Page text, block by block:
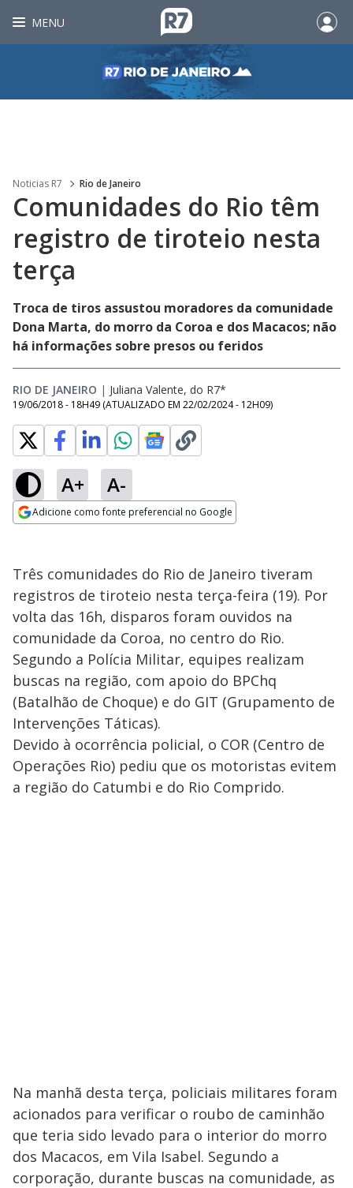
MENU
Noticias R7 Rio de Janeiro
Comunidades do Rio têm
registro de tiroteio nesta
terça
Troca de tiros assustou moradores da comunidade
Dona Marta, do morro da Coroa e dos Macacos; não
há informações sobre presos ou feridos
RIO DE JANEIRO | Juliana Valente, do R7*
19/06/2018 - 18H49 (ATUALIZADO EM 22/02/2024 - 12H09)
A+ A-
Adicione como fonte preferencial no Google
Três comunidades do Rio de Janeiro tiveram
registros de tiroteio nesta terça-feira (19). Por
volta das 16h, disparos foram ouvidos na
comunidade da Coroa, no centro do Rio.
Segundo a Polícia Militar, equipes realizam
buscas na região, com apoio do BPChq
(Batalhão de Choque) e do GIT (Grupamento de
Intervenções Táticas).
Devido à ocorrência policial, o COR (Centro de
Operações Rio) pediu que os motoristas evitem
a região do Catumbi e do Rio Comprido.
Na manhã desta terça, policiais militares foram
acionados para verificar o roubo de caminhão
que teria sido levado para o interior do morro
dos Macacos, em Vila Isabel. Segundo a
corporação, durante buscas na comunidade, as